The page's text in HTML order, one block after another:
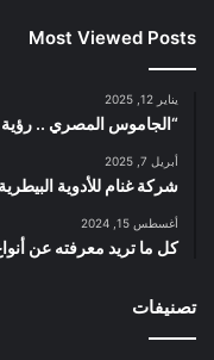
Most Viewed Posts
يناير 12, 2025
“الجاموس المصري ..
أبريل 7, 2025
شركة غنام للأدوية البيطرية
أغسطس 15, 2024
كل ما تريد معرفته عن
تصنيفات